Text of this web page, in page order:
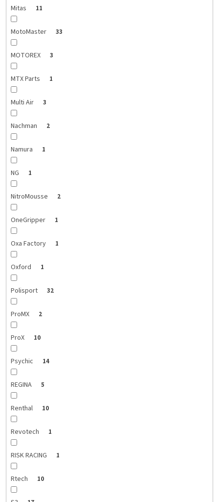
Mitas 11
MotoMaster 33
MOTOREX 3
MTX Parts 1
Multi Air 3
Nachman 2
Namura 1
NG 1
NitroMousse 2
OneGripper 1
Oxa Factory 1
Oxford 1
Polisport 32
ProMX 2
ProX 10
Psychic 14
REGINA 5
Renthal 10
Revotech 1
RISK RACING 1
Rtech 10